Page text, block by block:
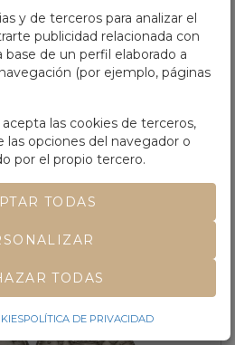
1817.ZACATECAS.A.G.25,67 grs.
y de terceros para analizar el
publicidad relacionada con
de un perfil elaborado a
(por ejemplo, páginas
las cookies de terceros,
las opciones del navegador o
por el propio tercero.
TODAS
TODAS
POLÍTICA DE PRIVACIDAD